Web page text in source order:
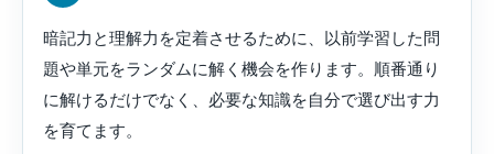
暗記力と理解力を定着させるために、以前学習した問
題や単元をランダムに解く機会を作ります。順番通り
に解けるだけでなく、必要な知識を自分で選び出す力
を育てます。